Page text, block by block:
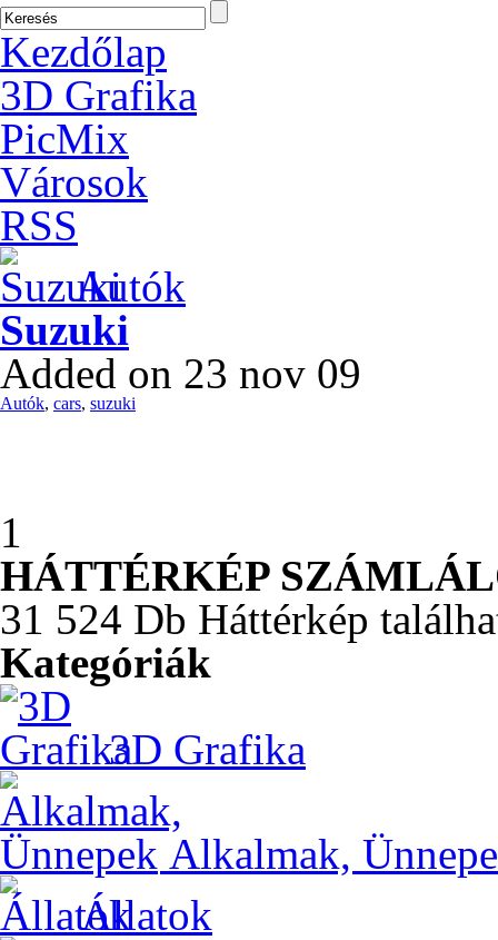
Kezdőlap
3D Grafika
PicMix
Városok
RSS
Autók
Suzuki
Added on 23 nov 09
Autók, cars, suzuki
1
HÁTTÉRKÉP
31 524 Db Háttérkép
Kategóriák
3D Grafika
Alkalmak,
Állatok